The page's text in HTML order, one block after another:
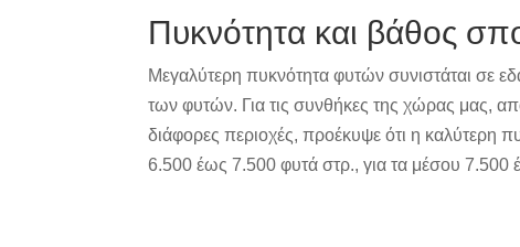
Πυκνότητα και βάθος
Μεγαλύτερη πυκνότητα φυτών συνιστάται σε
των φυτών. Για τις συνθήκες της χώρας μας,
διάφορες περιοχές, προέκυψε ότι η καλύτερη
6.500 έως 7.500 φυτά στρ., για τα μέσου 7.500